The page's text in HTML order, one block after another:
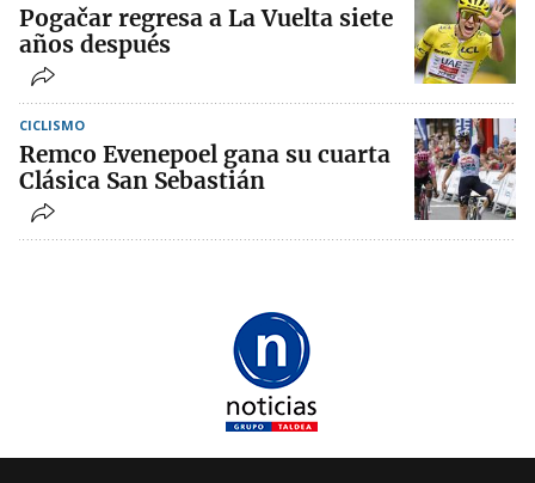
Pogačar regresa a La Vuelta siete
años después
CICLISMO
Remco Evenepoel gana su cuarta
Clásica San Sebastián